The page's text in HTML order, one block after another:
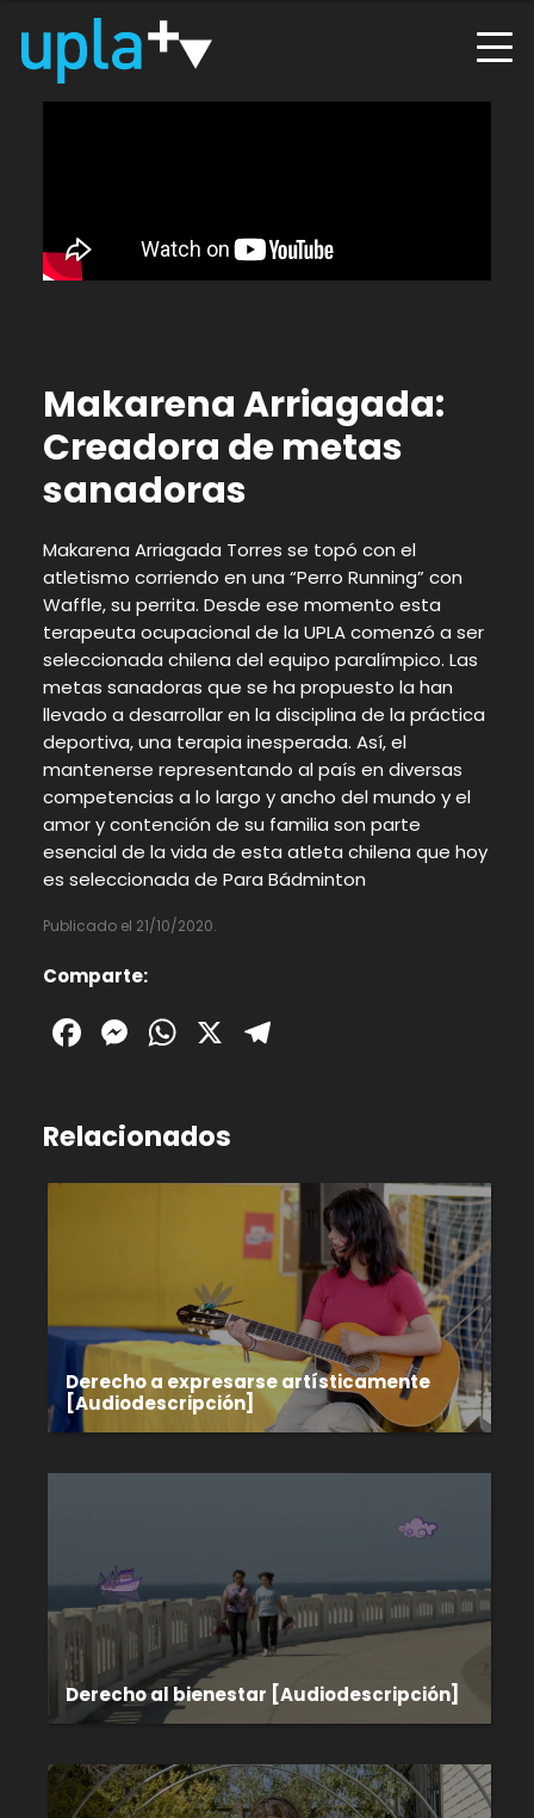
Makarena Arriagada:
Creadora de metas
sanadoras
Makarena Arriagada Torres se topó con el
atletismo corriendo en una “Perro Running” con
Waffle, su perrita. Desde ese momento esta
terapeuta ocupacional de la UPLA comenzó a ser
seleccionada chilena del equipo paralímpico. Las
metas sanadoras que se ha propuesto la han
llevado a desarrollar en la disciplina de la práctica
deportiva, una terapia inesperada. Así, el
mantenerse representando al país en diversas
competencias a lo largo y ancho del mundo y el
amor y contención de su familia son parte
esencial de la vida de esta atleta chilena que hoy
es seleccionada de Para Bádminton
Publicado el 21/10/2020.
Comparte:
Facebook
Messenger
WhatsApp
X
Relacionados
Derecho a expresarse artísticamente
[Audiodescripción]
Derecho al bienestar [Audiodescripción]